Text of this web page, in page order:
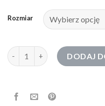
Rozmiar
ilość bluza 4f męskaDODAJ